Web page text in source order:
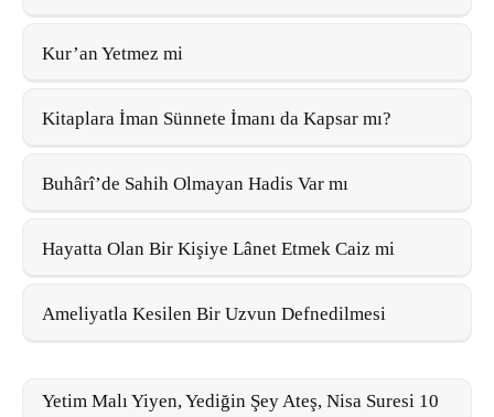
Kur’an Yetmez mi
Kitaplara İman Sünnete İmanı da Kapsar mı?
Buhârî’de Sahih Olmayan Hadis Var mı
Hayatta Olan Bir Kişiye Lânet Etmek Caiz mi
Ameliyatla Kesilen Bir Uzvun Defnedilmesi
Yetim Malı Yiyen, Yediğin Şey Ateş, Nisa Suresi 10